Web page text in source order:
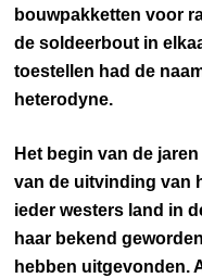
bouwpakketten voor
de soldeerbout in
toestellen had de
heterodyne.
Het begin van de
van de uitvinding van
ieder westers land in
haar bekend
hebben uitgevonden.